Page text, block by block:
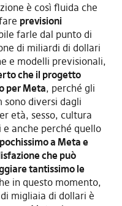
è così fluida che
previsioni
farle dal punto di
di miliardi di dollari
e modelli previsionali,
che il progetto
per Meta, perché gli
diversi dagli
età, sesso, cultura
anche perché quello
a Meta e
che può
tantissimo le
in questo momento,
migliaia di dollari è